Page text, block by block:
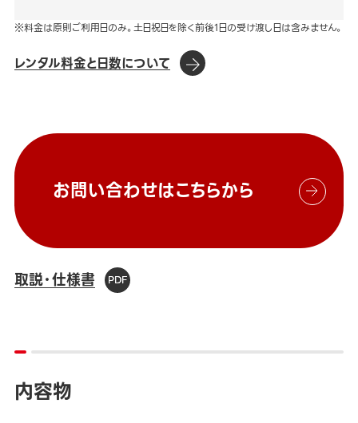
※料金は原則ご利用日のみ。土日祝日を除く前後1日の受け渡し日は含みません。
レンタル料金と日数について
お問い合わせはこちらから
取説・仕様書
内容物